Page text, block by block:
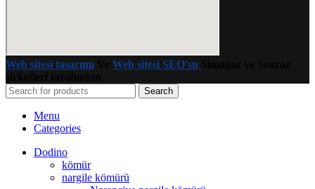
Web sitesi tasarımı Web sitesi SEO'su
Search
Menu
Categories
Dodino
kömür
nargile kömürü